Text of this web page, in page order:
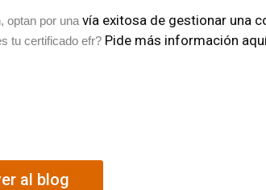
optan por unavía exitosa de gestionar una
tu certificado efr? Pide más información
al blog